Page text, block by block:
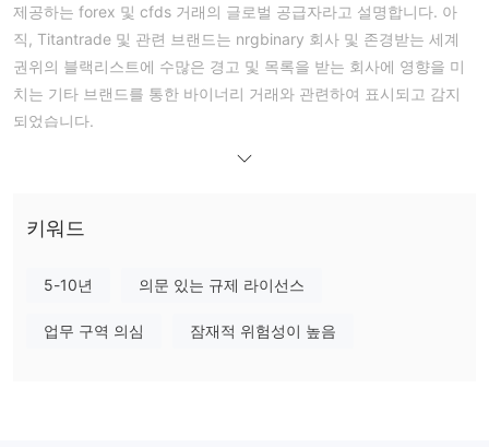
제공하는 forex 및 cfds 거래의 글로벌 공급자라고 설명합니다. 아
직, Titantrade 및 관련 브랜드는 nrgbinary 회사 및 존경받는 세계
권위의 블랙리스트에 수많은 경고 및 목록을 받는 회사에 영향을 미
치는 기타 브랜드를 통한 바이너리 거래와 관련하여 표시되고 감지
되었습니다.
습니다.
Titan Trade Solutions Ltd는 어떠한 방식으로도 투자 서비스 및 투
시장 상품
키워드
5-10년 의문 있는 규제 라이선스
업무 구역 의심 잠재적 위험성이 높음